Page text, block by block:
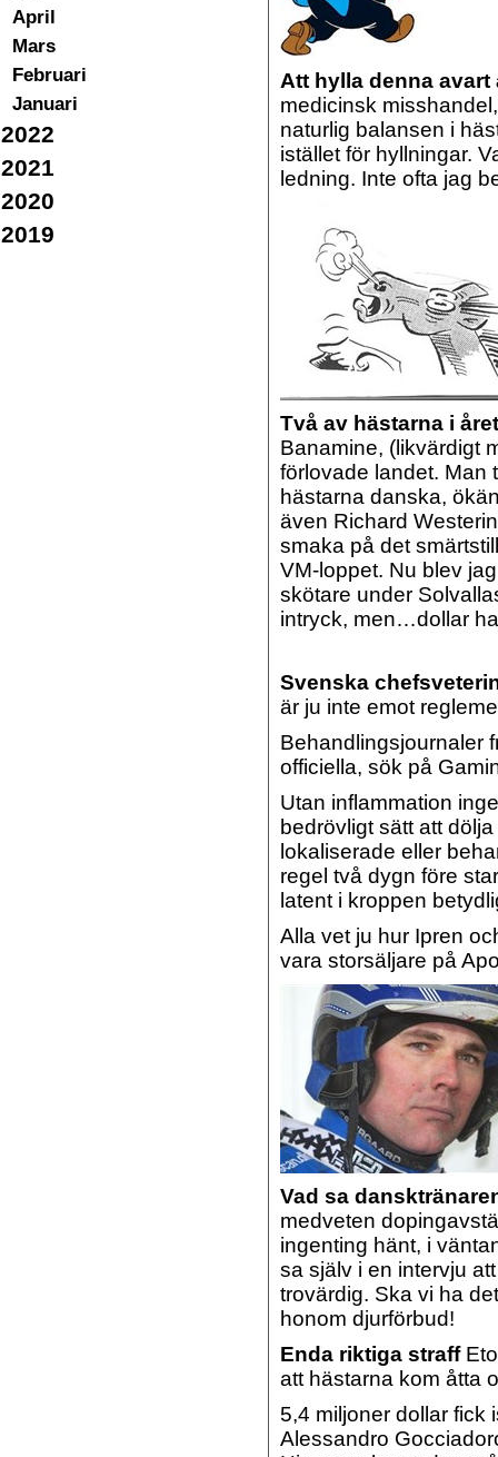
April
Mars
Februari
Januari
2022
2021
2020
2019
Att hylla denna avart
medicinsk
naturlig balansen i
istället för hyllningar.
ledning. Inte ofta jag
Två av hästarna i
Banamine, (likvärdigt
förlovade landet. Man
hästarna danska,
även Richard
smaka på det
VM-loppet. Nu blev
skötare under
intryck, men…dollar
Svenska
är ju inte emot
Behandlingsjournaler
officiella, sök på
Utan inflammation
bedrövligt sätt att
lokaliserade eller
regel två dygn före
latent i kroppen
Alla vet ju hur Ipren
vara storsäljare på
Vad sa
medveten
ingenting hänt, i
sa själv i en intervju
trovärdig. Ska vi ha
honom djurförbud!
Enda riktiga straff
att hästarna kom åtta
5,4 miljoner dollar fick
Alessandro